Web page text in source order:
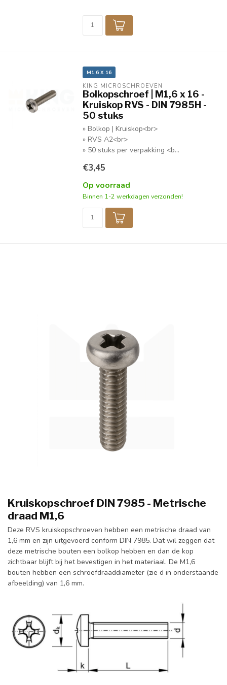
M1,6 X 16
KING MICROSCHROEVEN
Bolkopschroef | M1,6 x 16 -
Kruiskop RVS - DIN 7985H -
50 stuks
» Bolkop | Kruiskop<br>
» RVS A2<br>
» 50 stuks per verpakking <b...
€3,45
Op voorraad
Binnen 1-2 werkdagen verzonden!
Kruiskopschroef DIN 7985 - Metrische
draad M1,6
Deze RVS kruiskopschroeven hebben een metrische draad van
1,6 mm en zijn uitgevoerd conform DIN 7985. Dat wil zeggen dat
deze metrische bouten een bolkop hebben en dan de kop
zichtbaar blijft bij het bevestigen in het materiaal. De M1,6
bouten hebben een schroefdraaddiameter (zie d in onderstaande
afbeelding) van 1,6 mm.